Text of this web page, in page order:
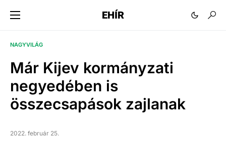
EHÍR
NAGYVILÁG
Már Kijev kormányzati
negyedében is
összecsapások zajlanak
2022. február 25.